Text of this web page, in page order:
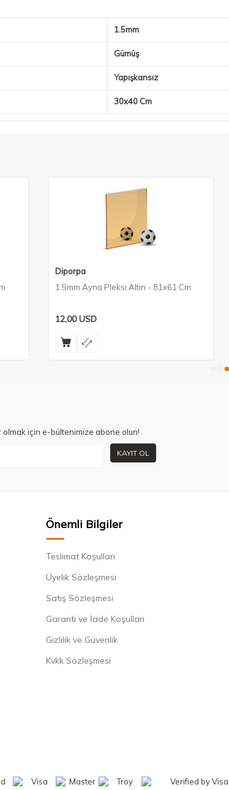
1.5mm
Gümüş
Yapışkansız
30x40 Cm
Diporpa
1.5mm Ayna Pleksi Altın - 81x61 Cm
12,00USD
için e-bültenimize abone olun!
KAYIT OL
Önemli Bilgiler
Teslimat Koşulları
Üyelik Sözleşmesi
Satış Sözleşmesi
Garanti ve İade Koşulları
Gizlilik ve Güvenlik
Kvkk Sözleşmesi